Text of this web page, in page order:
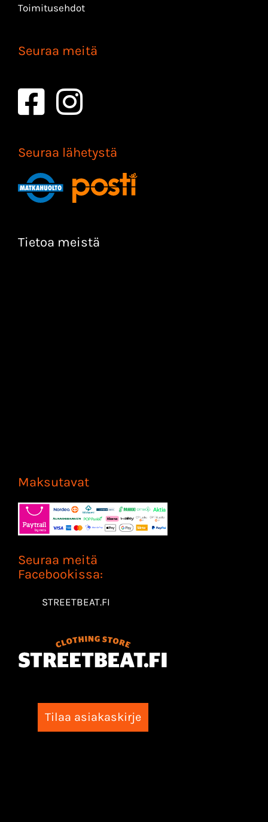
Toimitusehdot
Seuraa meitä
Seuraa lähetystä
Tietoa meistä
Maksutavat
Seuraa meitä
Facebookissa:
STREETBEAT.FI